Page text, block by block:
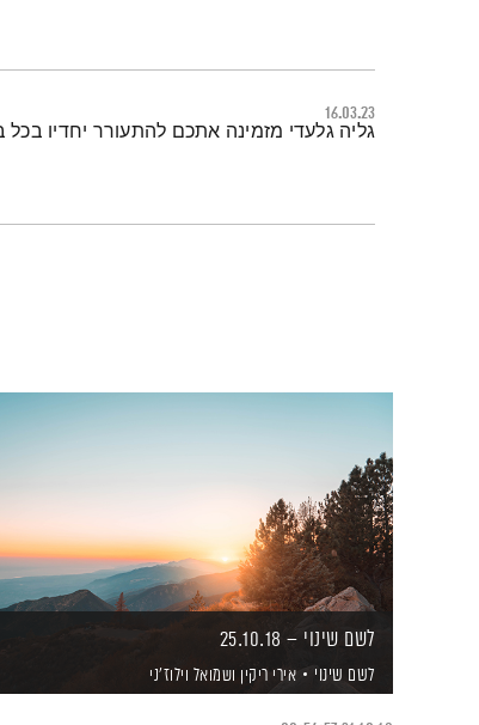
16.03.23
תמצית הפודקאסט
גליה גלעדי מזמינה אתכם להתעורר יחדיו
לשם שינוי – 25.10.18
לשם שינוי אירי ריקין ושמואל וילוז'ני